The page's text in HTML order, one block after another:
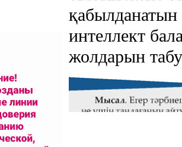
қабылданатын
интеллект
жолдарын